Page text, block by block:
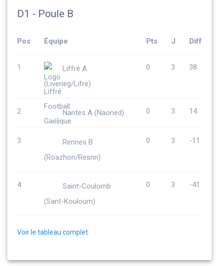
D1 - Poule B
Pos Équipe Pts J Diff
1
Liffré A
(Liverieg/Lifrë)
0 3 38
2 Nantes A (Naoned) 0 3 14
3
Rennes B
(Roazhon/Resnn)
0 3 -11
4
Saint-Coulomb
(Sant-Kouloum)
0 3 -41
Voir le tableau complet